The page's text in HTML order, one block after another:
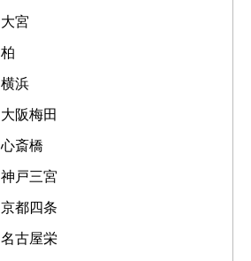
大宮
柏
横浜
大阪梅田
心斎橋
神戸三宮
京都四条
名古屋栄